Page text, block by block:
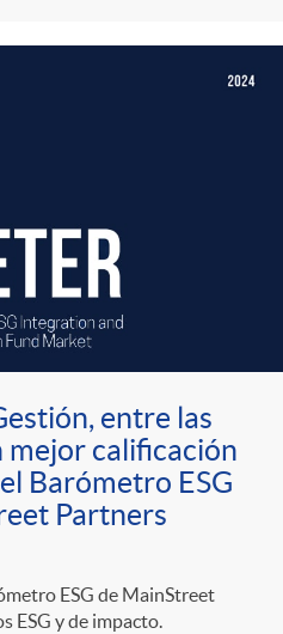
entre las
mejor calificación
Barómetro ESG
Partners
ESG de MainStreet
ESG y de impacto.